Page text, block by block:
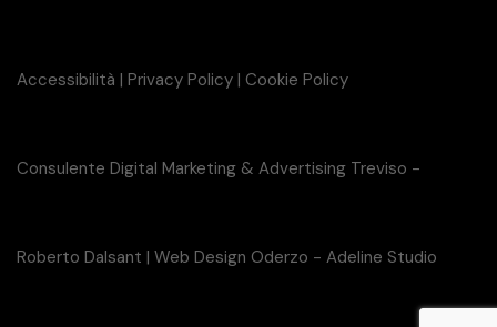
Accessibilità | Privacy Policy | Cookie Policy
Consulente Digital Marketing & Advertising Treviso -
Roberto Dalsant | Web Design Oderzo - Adeline Studio